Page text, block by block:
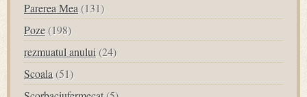
Parerea Mea (131)
Poze (198)
rezmuatul anului (24)
Scoala (51)